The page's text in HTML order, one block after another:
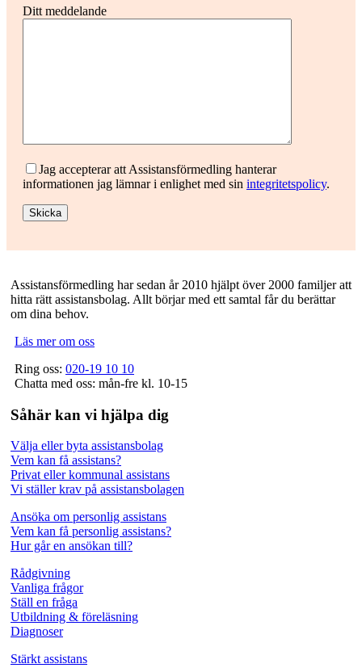
Ditt meddelande
Jag accepterar att Assistansförmedling hanterar
informationen jag lämnar i enlighet med sin integritetspolicy.
Assistansförmedling har sedan år 2010 hjälpt över 2000 familjer att
hitta rätt assistansbolag. Allt börjar med ett samtal får du berättar
om dina behov.
Läs mer om oss
Ring oss: 020-19 10 10
Chatta med oss: mån-fre kl. 10-15
Såhär kan vi hjälpa dig
Välja eller byta assistansbolag
Vem kan få assistans?
Privat eller kommunal assistans
Vi ställer krav på assistansbolagen
Ansöka om personlig assistans
Vem kan få personlig assistans?
Hur går en ansökan till?
Rådgivning
Vanliga frågor
Ställ en fråga
Utbildning & föreläsning
Diagnoser
Stärkt assistans